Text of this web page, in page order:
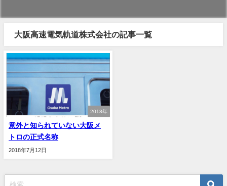
大阪高速電気軌道株式会社の記事一覧
2018年
意外と知られていない大阪メ
トロの正式名称
2018年7月12日